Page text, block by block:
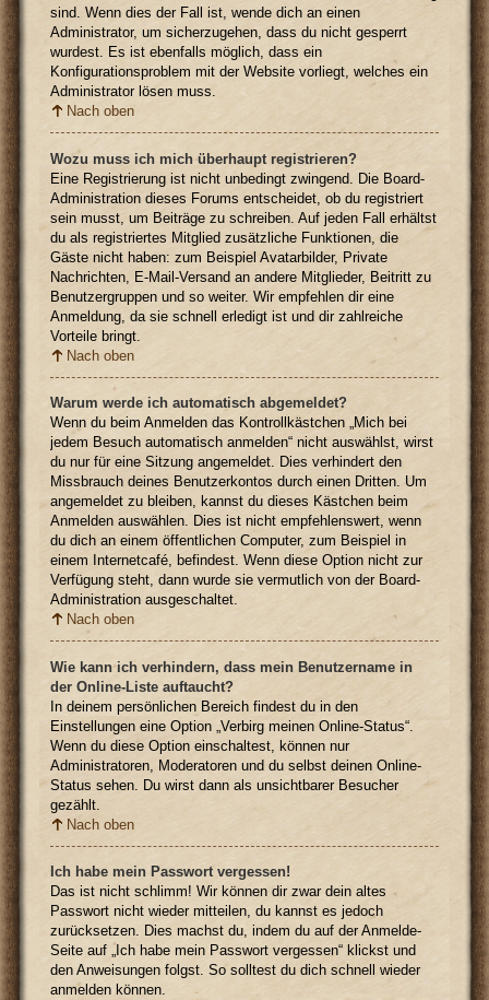
sind. Wenn dies der Fall ist, wende dich an einen
Administrator, um sicherzugehen, dass du nicht gesperrt
wurdest. Es ist ebenfalls möglich, dass ein
Konfigurationsproblem mit der Website vorliegt, welches ein
Administrator lösen muss.
Nach oben
Wozu muss ich mich überhaupt registrieren?
Eine Registrierung ist nicht unbedingt zwingend. Die Board-
Administration dieses Forums entscheidet, ob du registriert
sein musst, um Beiträge zu schreiben. Auf jeden Fall erhältst
du als registriertes Mitglied zusätzliche Funktionen, die
Gäste nicht haben: zum Beispiel Avatarbilder, Private
Nachrichten, E-Mail-Versand an andere Mitglieder, Beitritt zu
Benutzergruppen und so weiter. Wir empfehlen dir eine
Anmeldung, da sie schnell erledigt ist und dir zahlreiche
Vorteile bringt.
Nach oben
Warum werde ich automatisch abgemeldet?
Wenn du beim Anmelden das Kontrollkästchen „Mich bei
jedem Besuch automatisch anmelden“ nicht auswählst, wirst
du nur für eine Sitzung angemeldet. Dies verhindert den
Missbrauch deines Benutzerkontos durch einen Dritten. Um
angemeldet zu bleiben, kannst du dieses Kästchen beim
Anmelden auswählen. Dies ist nicht empfehlenswert, wenn
du dich an einem öffentlichen Computer, zum Beispiel in
einem Internetcafé, befindest. Wenn diese Option nicht zur
Verfügung steht, dann wurde sie vermutlich von der Board-
Administration ausgeschaltet.
Nach oben
Wie kann ich verhindern, dass mein Benutzername in
der Online-Liste auftaucht?
In deinem persönlichen Bereich findest du in den
Einstellungen eine Option „Verbirg meinen Online-Status“.
Wenn du diese Option einschaltest, können nur
Administratoren, Moderatoren und du selbst deinen Online-
Status sehen. Du wirst dann als unsichtbarer Besucher
gezählt.
Nach oben
Ich habe mein Passwort vergessen!
Das ist nicht schlimm! Wir können dir zwar dein altes
Passwort nicht wieder mitteilen, du kannst es jedoch
zurücksetzen. Dies machst du, indem du auf der Anmelde-
Seite auf „Ich habe mein Passwort vergessen“ klickst und
den Anweisungen folgst. So solltest du dich schnell wieder
anmelden können.